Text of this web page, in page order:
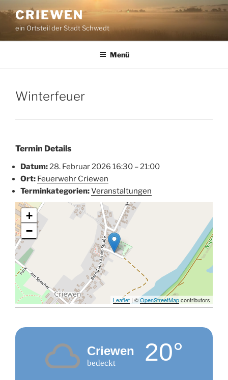
Inhalt
springen
CRIEWEN
ein Ortsteil der Stadt Schwedt
Menü
Winterfeuer
Termin Details
Datum: 28. Februar 2026 16:30 – 21:00
Ort: Feuerwehr Criewen
Terminkategorien:Veranstaltungen
+
−
Leaflet | ©OpenStreetMapcontributors
Criewen
bedeckt 20°